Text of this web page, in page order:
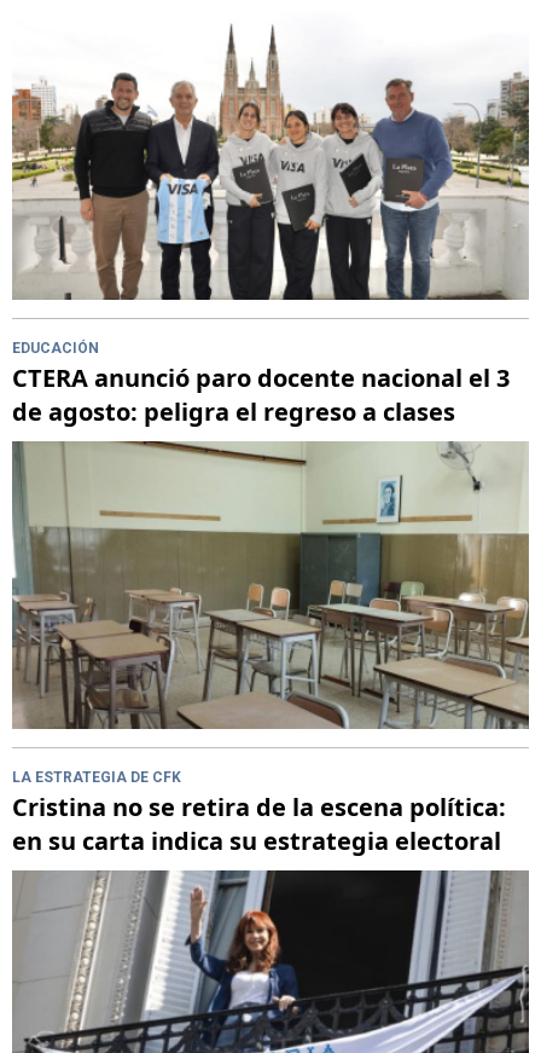
EDUCACIÓN
CTERA anunció paro docente nacional el 3
de agosto: peligra el regreso a clases
LA ESTRATEGIA DE CFK
Cristina no se retira de la escena política:
en su carta indica su estrategia electoral